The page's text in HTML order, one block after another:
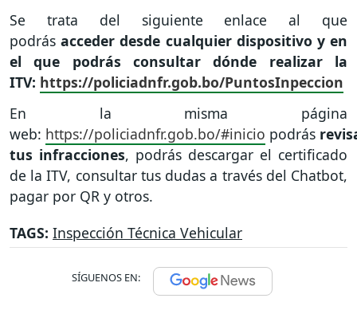
Se trata del siguiente enlace al que
podrásacceder desde cualquier dispositivo y en
el que podrás consultar dónde realizar la
ITV: https://policiadnfr.gob.bo/PuntosInpeccion
En la misma página
web: https://policiadnfr.gob.bo/#inicio podrás
tus infracciones, podrás descargar el certificado
de la ITV, consultar tus dudas a través del Chatbot,
pagar por QR y otros.
TAGS: Inspección Técnica Vehicular
SÍGUENOS EN: